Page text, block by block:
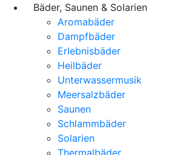
Bäder, Saunen & Solarien
Aromabäder
Dampfbäder
Erlebnisbäder
Heilbäder
Unterwassermusik
Meersalzbäder
Saunen
Schlammbäder
Solarien
Thermalbäder